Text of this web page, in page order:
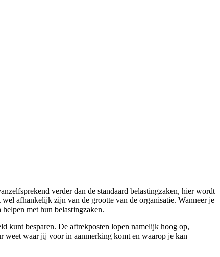
verder dan de standaard belastingzaken, hier wordt
afhankelijk zijn van de grootte van de organisatie. Wanneer je
met hun belastingzaken.
kunt besparen. De aftrekposten lopen namelijk hoog op,
weet waar jij voor in aanmerking komt en waarop je kan